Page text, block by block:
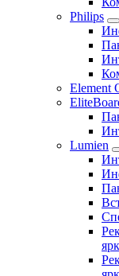
Philips
Element
Lumien